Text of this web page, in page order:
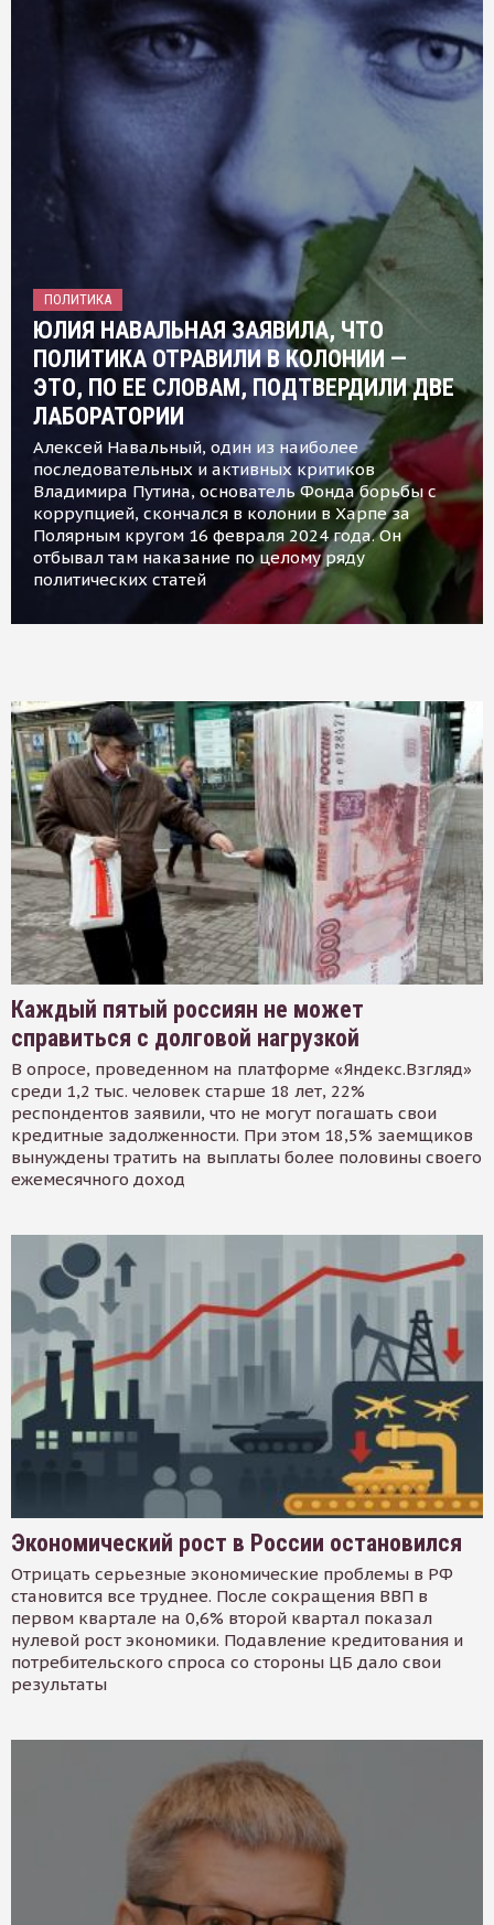
ПОЛИТИКА
ЮЛИЯ НАВАЛЬНАЯ ЗАЯВИЛА, ЧТО
ПОЛИТИКА ОТРАВИЛИ В КОЛОНИИ —
ЭТО, ПО ЕЕ СЛОВАМ, ПОДТВЕРДИЛИ ДВЕ
ЛАБОРАТОРИИ
Алексей Навальный, один из наиболее
последовательных и активных критиков
Владимира Путина, основатель Фонда борьбы с
коррупцией, скончался в колонии в Харпе за
Полярным кругом 16 февраля 2024 года. Он
отбывал там наказание по целому ряду
политических статей
Каждый пятый россиян не может
справиться с долговой нагрузкой
В опросе, проведенном на платформе «Яндекс.Взгляд»
среди 1,2 тыс. человек старше 18 лет, 22%
респондентов заявили, что не могут погашать свои
кредитные задолженности. При этом 18,5% заемщиков
вынуждены тратить на выплаты более половины своего
ежемесячного доход
Экономический рост в России остановился
Отрицать серьезные экономические проблемы в РФ
становится все труднее. После сокращения ВВП в
первом квартале на 0,6% второй квартал показал
нулевой рост экономики. Подавление кредитования и
потребительского спроса со стороны ЦБ дало свои
результаты